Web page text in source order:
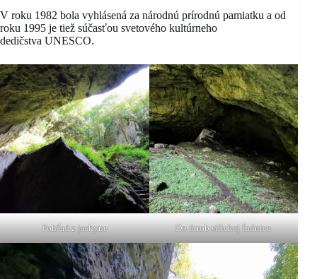
V roku 1982 bola vyhlásená za národnú prírodnú pamiatku a od
roku 1995 je tiež súčasťou svetového kultúrneho
dedičstva UNESCO.
Pohľad z jaskyne Do útrob silickej ľadnice